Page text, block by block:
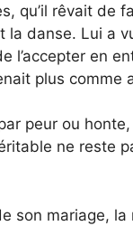
qu’il rêvait de
la danse. Lui a
l’accepter en
plus comme
peur ou
ne reste
son mariage,